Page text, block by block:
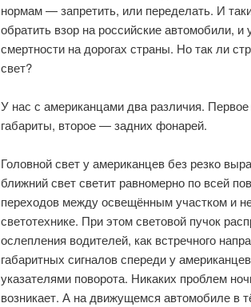
нормам — запретить, или переделать. И
обратить взор на российские автомобили,
смертности на дорогах страны. Но так ли
свет?
У нас с американцами два различия. Первое
габариты, второе — задних фонарей.
Головной свет у американцев без резко
ближний свет светит равномерно по всей
переходов между освещённым участком и
светотехнике. При этом световой пучок
ослепления водителей, как встречного
габаритных сигналов спереди у
указателями поворота. Никаких проблем
возникает. А на движущемся автомобиле в